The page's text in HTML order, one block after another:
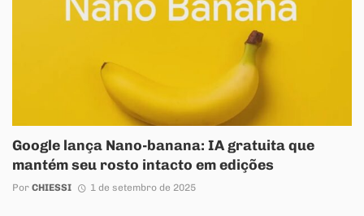
Google lança Nano-banana: IA gratuita que
mantém seu rosto intacto em edições
Por CHIESSI 1 de setembro de 2025